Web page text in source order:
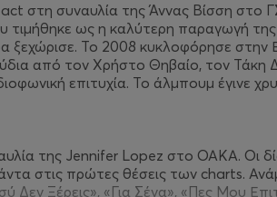
στη συναυλία της Άννας Βίσση στο
τιμήθηκε ως η καλύτερη παραγωγή
ξεχώρισε. Το 2008 κυκλοφόρησε
από τον Χρήστο Θηβαίο, τον Τάκη
επιτυχία. Το άλμπουμ έγινε
της Jennifer Lopez στο ΟΑΚΑ. Οι
στις πρώτες θέσεις των charts.
Δεν Ξέρεις», «Για Σένα», «Πες Μου